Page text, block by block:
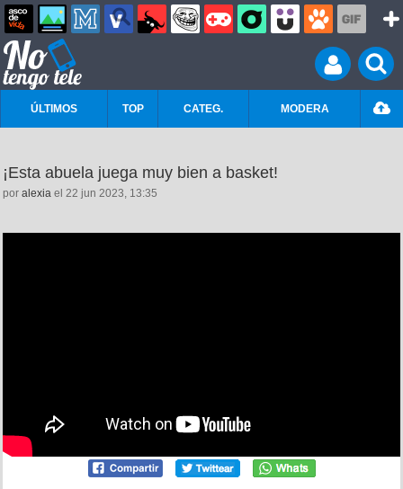
ÚLTIMOS TOP CATEG. MODERA
¡Esta abuela juega muy bien a basket!
por alexia el 22 jun 2023, 13:35